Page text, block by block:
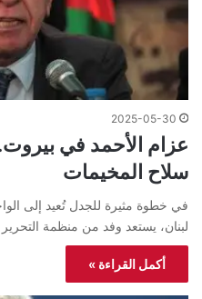
2025-05-30
عزام الأحمد في
سلاح المخيمات
في خطوة مثيرة للجدل تُعيد إلى
لبنان، يستعد وفد من منظمة
أكمل القراءة »